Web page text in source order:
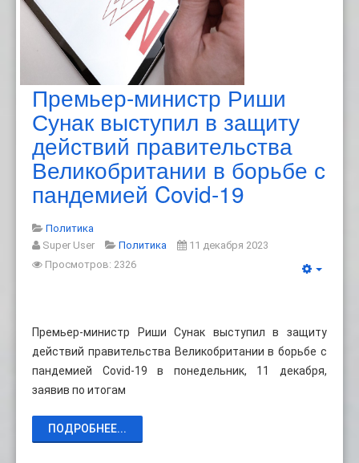
Премьер-министр Риши
Сунак выступил в защиту
действий правительства
Великобритании в борьбе с
пандемией Covid-19
Политика
Super User
Политика
11 декабря 2023
Просмотров: 2326
Премьер-министр Риши Сунак выступил в защиту
действий правительства Великобритании в борьбе с
пандемией Covid-19 в понедельник, 11 декабря,
заявив по итогам
ПОДРОБНЕЕ...